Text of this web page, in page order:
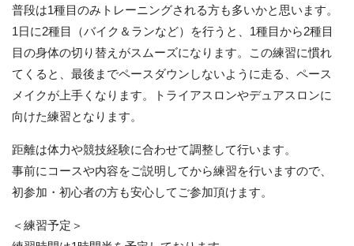
普段は1種目のみトレーニングされる方も多いかと思います。
1日に2種目（バイク＆ランなど）を行うと、1種目から2種目
目の身体の切り替えがスムーズになります。この練習に慣れ
てくると、最後までペースダウンしないように走る、ペース
メイクが上手くなります。トライアスロンやデュアスロンに
向けた練習となります。
距離は体力や競技経験に合わせて調整して行います。
事前にコースや内容をご説明してから練習を行いますので、
初参加・初心者の方も安心してご参加頂けます。
＜練習予定＞